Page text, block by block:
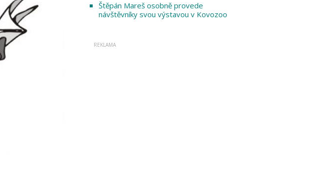
Štěpán Mareš osobně provede
návštěvníky svou výstavou v Kovozoo